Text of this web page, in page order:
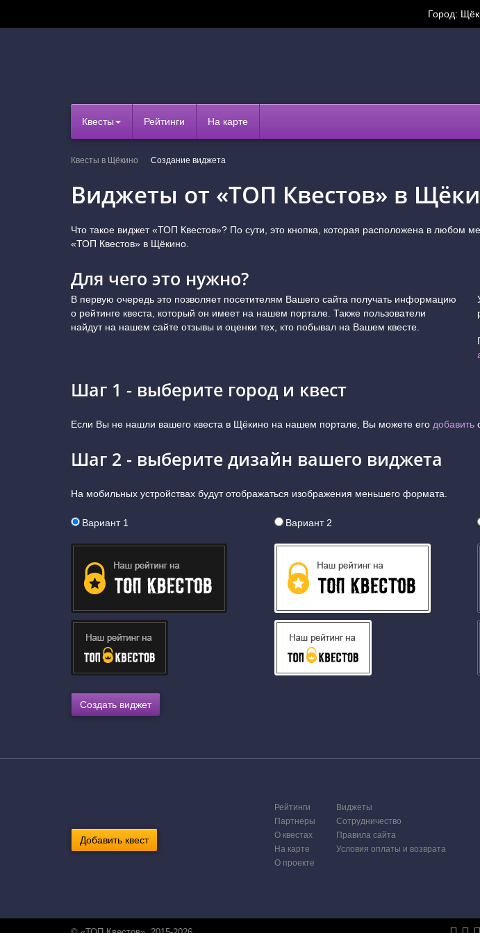
Город:
Квесты Рейтинги На карте
Квесты в Щёкино Создание виджета
Виджеты от «ТОП Квестов» в
Что такое виджет «ТОП Квестов»? По сути, это кнопка, которая расположена в любом
«ТОП Квестов» в Щёкино.
Для чего это нужно?
В первую очередь это позволяет посетителям Вашего сайта получать информацию
о рейтинге квеста, который он имеет на нашем портале. Также пользователи
найдут на нашем сайте отзывы и оценки тех, кто побывал на Вашем квесте.
Шаг 1 - выберите город и квест
Если Вы не нашли вашего квеста в Щёкино на нашем портале, Вы можете его добавить
Шаг 2 - выберите дизайн вашего виджета
На мобильных устройствах будут отображаться изображения меньшего формата.
Вариант 1 Вариант 2
Создать виджет
Добавить квест
Рейтинги
Партнеры
О квестах
На карте
О проекте
Виджеты
Сотрудничество
Правила сайта
Условия оплаты и возврата